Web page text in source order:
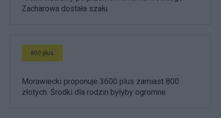
Zacharowa dostała szału
800 plus
Morawiecki proponuje 3600 plus zamiast 800
złotych. Środki dla rodzin byłyby ogromne